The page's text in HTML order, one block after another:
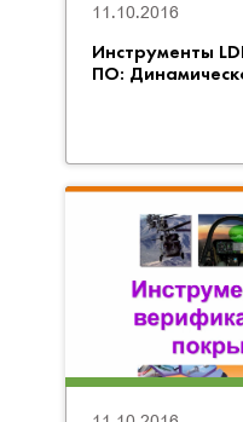
Инструменты
ПО:
11.10.2016